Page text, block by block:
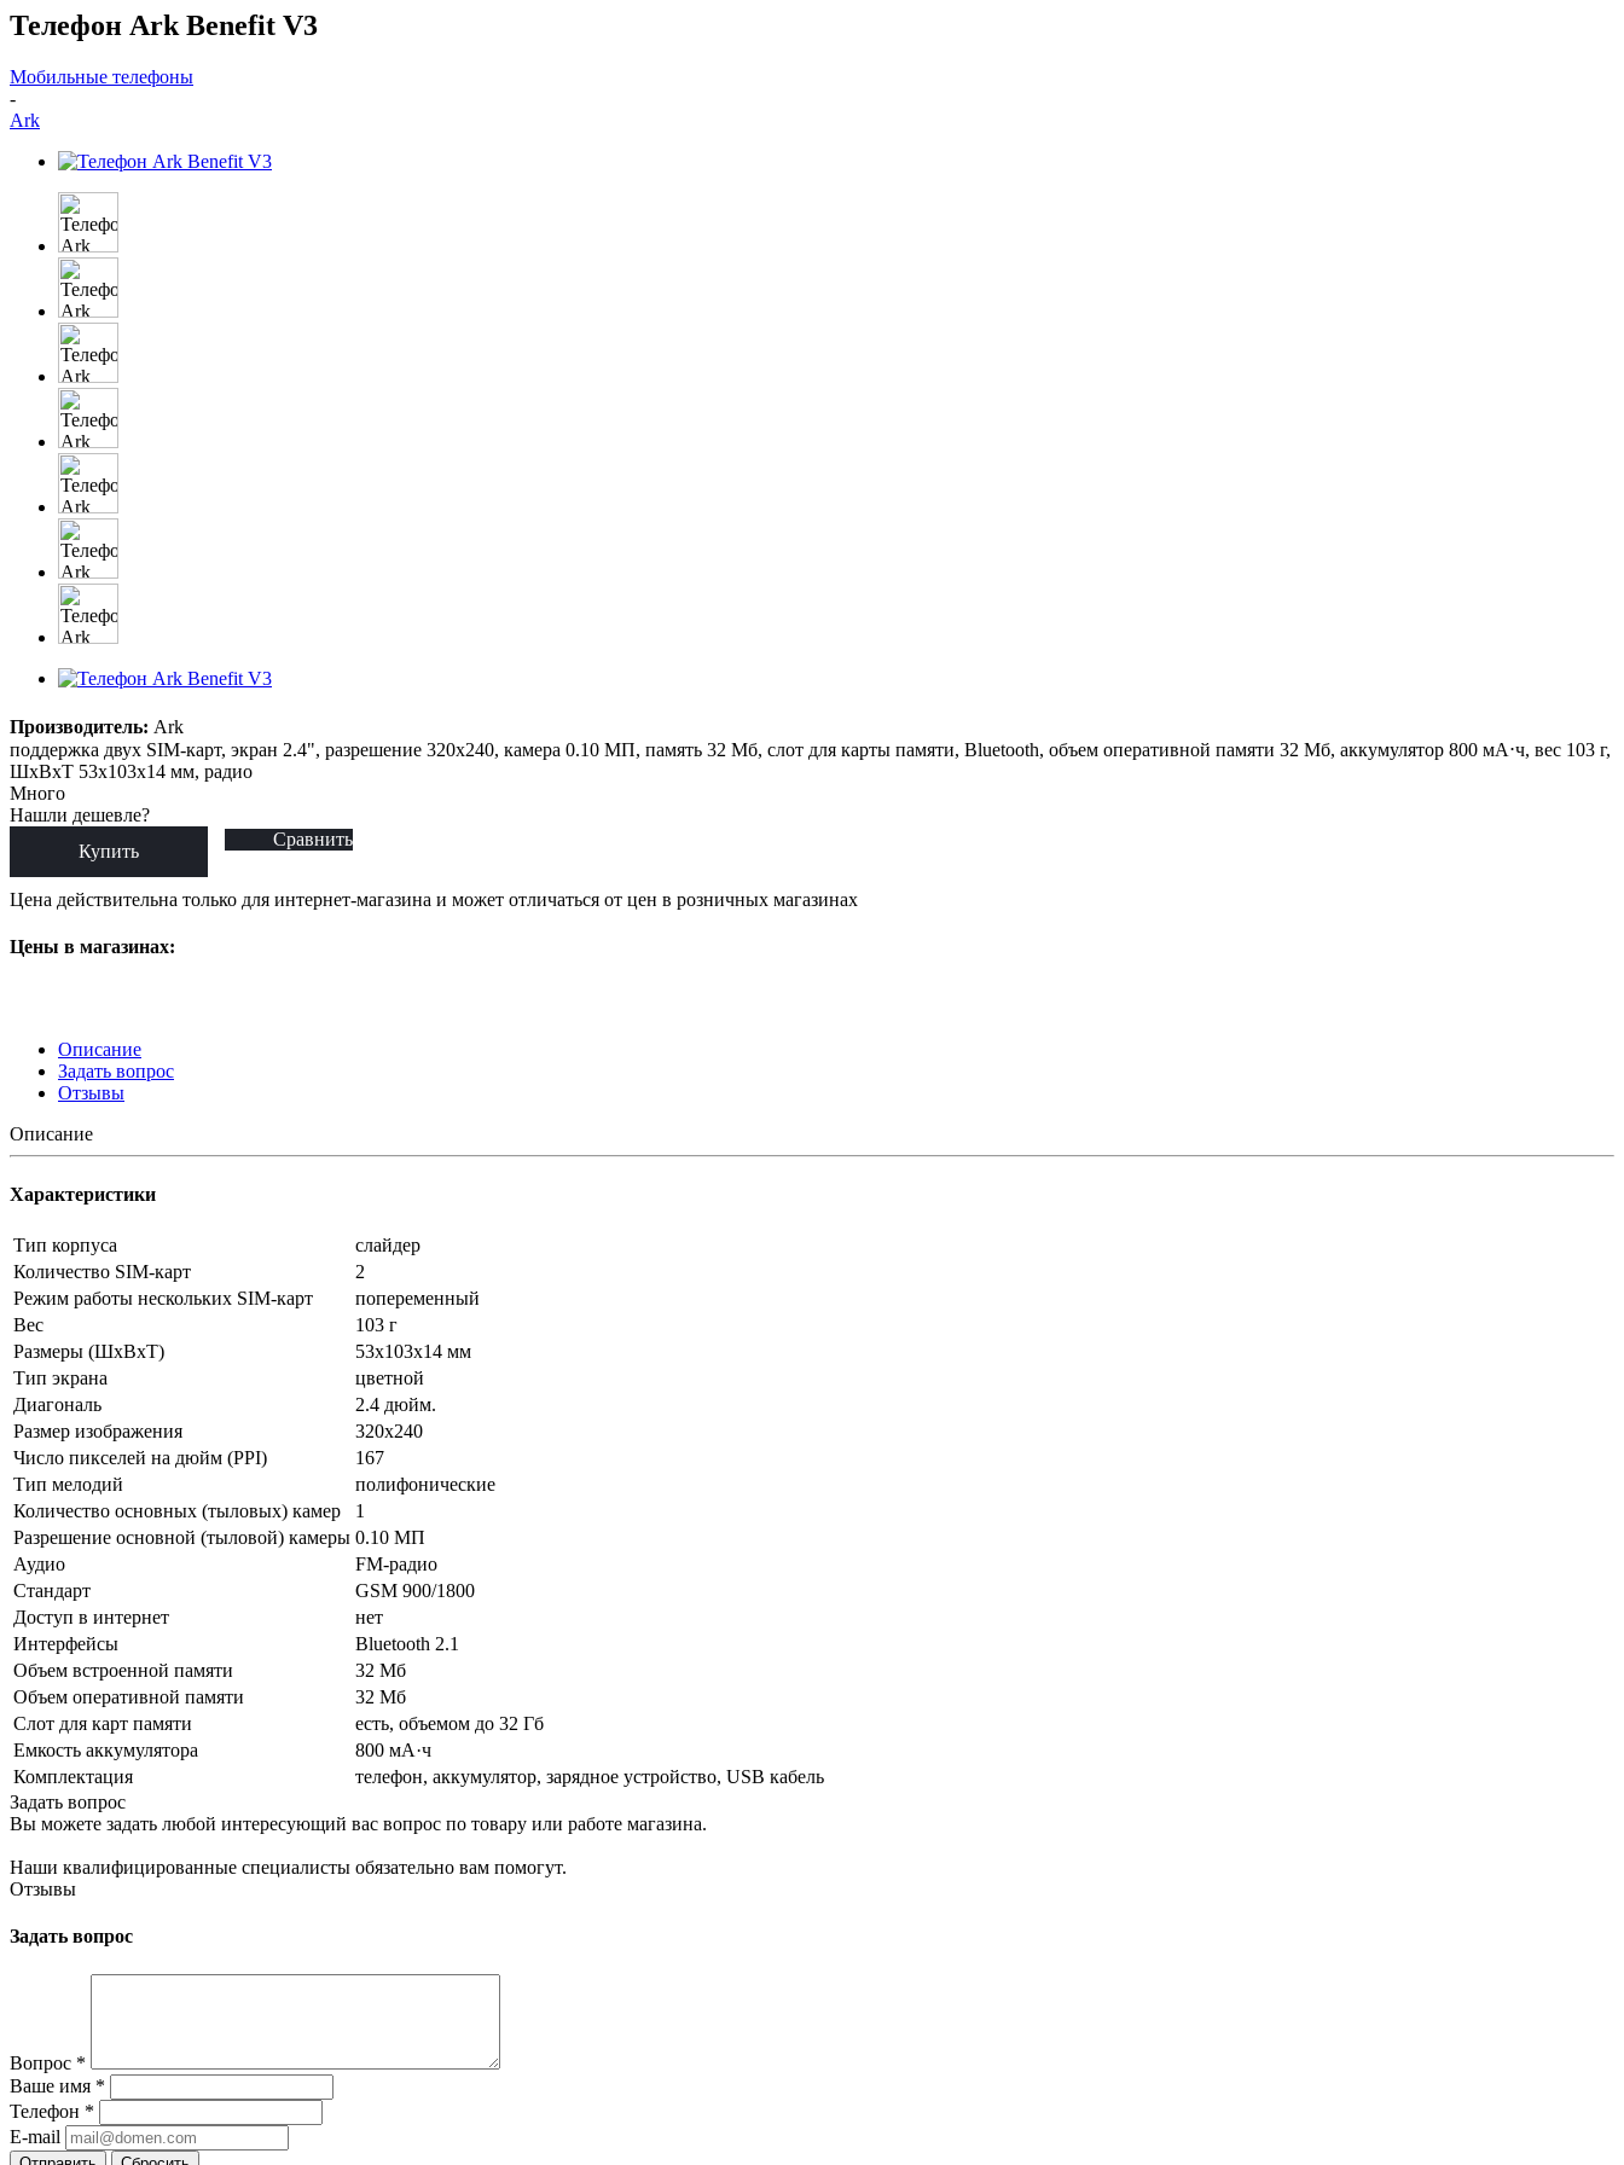
Телефон Ark Benefit V3
Мобильные телефоны
-
Ark
Производитель: Ark
поддержка двух SIM-карт, экран 2.4", разрешение 320x240, камера 0.10 МП, память 32 Мб, слот для карты памяти, Bluetooth, объем оперативной памяти 32 Мб, аккумулятор 800 мА⋅ч, вес 103 г,
ШxВxТ 53x103x14 мм, радио
Много
Нашли дешевле?
Купить
Сравнить
Цена действительна только для интернет-магазина и может отличаться от цен в розничных магазинах
Цены в магазинах:
Описание
Задать вопрос
Отзывы
Описание
Характеристики
Тип корпуса
слайдер
Количество SIM-карт
2
Режим работы нескольких SIM-карт
попеременный
Вес
103 г
Размеры (ШxВxТ)
53x103x14 мм
Тип экрана
цветной
Диагональ
2.4 дюйм.
Размер изображения
320x240
Число пикселей на дюйм (PPI)
167
Тип мелодий
полифонические
Количество основных (тыловых) камер
1
Разрешение основной (тыловой) камеры 0.10 МП
Аудио
FM-радио
Стандарт
GSM 900/1800
Доступ в интернет
нет
Интерфейсы
Bluetooth 2.1
Объем встроенной памяти
32 Мб
Объем оперативной памяти
32 Мб
Слот для карт памяти
есть, объемом до 32 Гб
Емкость аккумулятора
800 мА·ч
Комплектация
телефон, аккумулятор, зарядное устройство, USB кабель
Задать вопрос
Вы можете задать любой интересующий вас вопрос по товару или работе магазина.
Наши квалифицированные специалисты обязательно вам помогут.
Отзывы
Задать вопрос
Вопрос *
Ваше имя *
Телефон *
E-mail